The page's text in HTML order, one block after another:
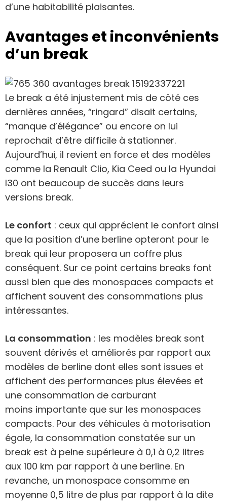
d’une habitabilité plaisantes.
Avantages et inconvénients
d’un break
Le break a été injustement mis de côté ces
dernières années, “ringard” disait certains,
“manque d’élégance” ou encore on lui
reprochait d’être difficile à stationner.
Aujourd’hui, il revient en force et des modèles
comme la Renault Clio, Kia Ceed ou la Hyundai
I30 ont beaucoup de succès dans leurs
versions break.
Le confort : ceux qui apprécient le confort ainsi
que la position d’une berline opteront pour le
break qui leur proposera un coffre plus
conséquent. Sur ce point certains breaks font
aussi bien que des monospaces compacts et
affichent souvent des consommations plus
intéressantes.
La consommation : les modèles break sont
souvent dérivés et améliorés par rapport aux
modèles de berline dont elles sont issues et
affichent des performances plus élevées et
une consommation de carburant
moins importante que sur les monospaces
compacts. Pour des véhicules à motorisation
égale, la consommation constatée sur un
break est à peine supérieure à 0,1 à 0,2 litres
aux 100 km par rapport à une berline. En
revanche, un monospace consomme en
moyenne 0,5 litre de plus par rapport à la dite